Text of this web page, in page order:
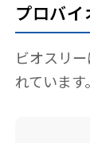
プロバ
ビオスリ
れています。